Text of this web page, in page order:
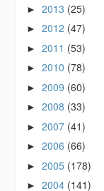
►2013 (25)
►2012 (47)
►2011 (53)
►2010 (78)
►2009 (60)
►2008 (33)
►2007 (41)
►2006 (66)
►2005 (178)
►2004 (141)